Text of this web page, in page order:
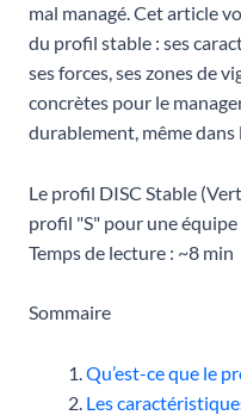
mal managé. Cet article
du profil stable : ses
ses forces, ses zones de
concrètes pour le
durablement, même
Le profil DISC Stable
profil "S" pour une
Temps de lecture : ~8 min
Sommaire
Qu’est-ce que le
Les